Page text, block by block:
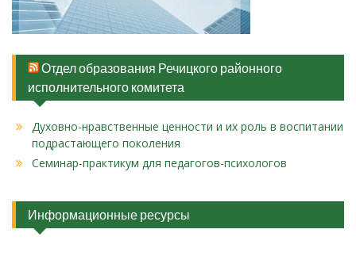
Отдел образования Речицкого районного
исполнительного комитета
Духовно-нравственные ценности и их роль в воспитании
подрастающего поколения
Cеминар-практикум для педагогов-психологов
Информационные ресурсы